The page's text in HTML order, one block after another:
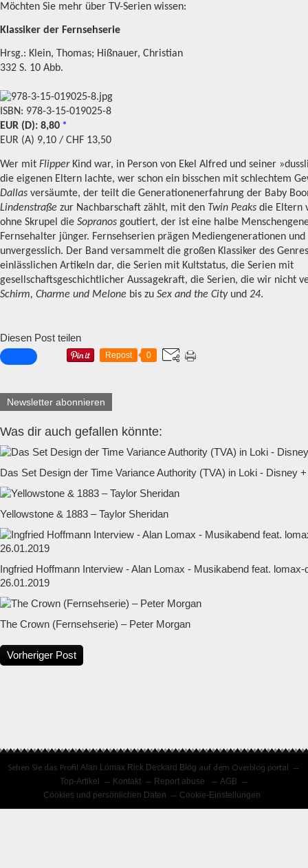
Möchten Sie mehr über TV-Serien wissen:
Klassiker der Fernsehserie
Hrsg.: Klein, Thomas; Hißnauer, Christian
332 S. 10 Abb.
ISBN: 978-3-15-019025-8
EUR (D): 8,80 *
EUR (A) 9,10 / CHF 13,50
Wer mit FlipperKind war, in Person von Ekel Alfred und seiner
die eigenen Eltern lachte, wer schon ein bisschen mit schlechtem
Dallas versäumte, der teilt die Generationenerfahrung der Baby
Lindenstraße zur Nachbarschaft zählt, mit den Twin Peaks die Eltern
ohne Skrupel die Sopranos goutiert, der ist eine halbe
Fernsehalter jünger. Fernsehserien prägen Mediengenerationen
unvergesslich. Der Band versammelt die großen Klassiker des
einlässlichen Artikeln dar, die Serien mit Kultstatus, die Serien mit
gesellschaftsgeschichtlicher Aussagekraft, die Serien, die wir nicht
Schirm, Charme und Melone bis zu Sex and the Cityund 24.
Diesen Post teilen
Repost 0
Newsletter abonnieren
Was dir auch gefallen könnte:
Das Set Design der Time Variance Authority (TVA) in Loki - Disney +
Yellowstone & 1883 – Taylor Sheridan
Ingfried Hoffmann Interview - Alan Lomax - Musikabend feat.
26.01.2019
The Crown (Fernsehserie) – Peter Morgan
Vorheriger Post
Sehen Sie das ProfilAlan Lomax Rick Deckard Blog auf dem Overblog portal
Top-Artikel
Kontakt Report abuse
AGB
Cookies und persönlichen Daten
Cookie-Einstellungen